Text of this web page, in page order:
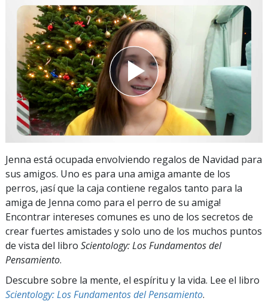
Jenna está ocupada envolviendo regalos de Navidad para
sus amigos. Uno es para una amiga amante de los
perros, ¡así que la caja contiene regalos tanto para la
amiga de Jenna como para el perro de su amiga!
Encontrar intereses comunes es uno de los secretos de
crear fuertes amistades y solo uno de los muchos puntos
de vista del libro Scientology: Los Fundamentos del
Pensamiento.
Descubre sobre la mente, el espíritu y la vida. Lee el libro
Scientology: Los Fundamentos del Pensamiento.